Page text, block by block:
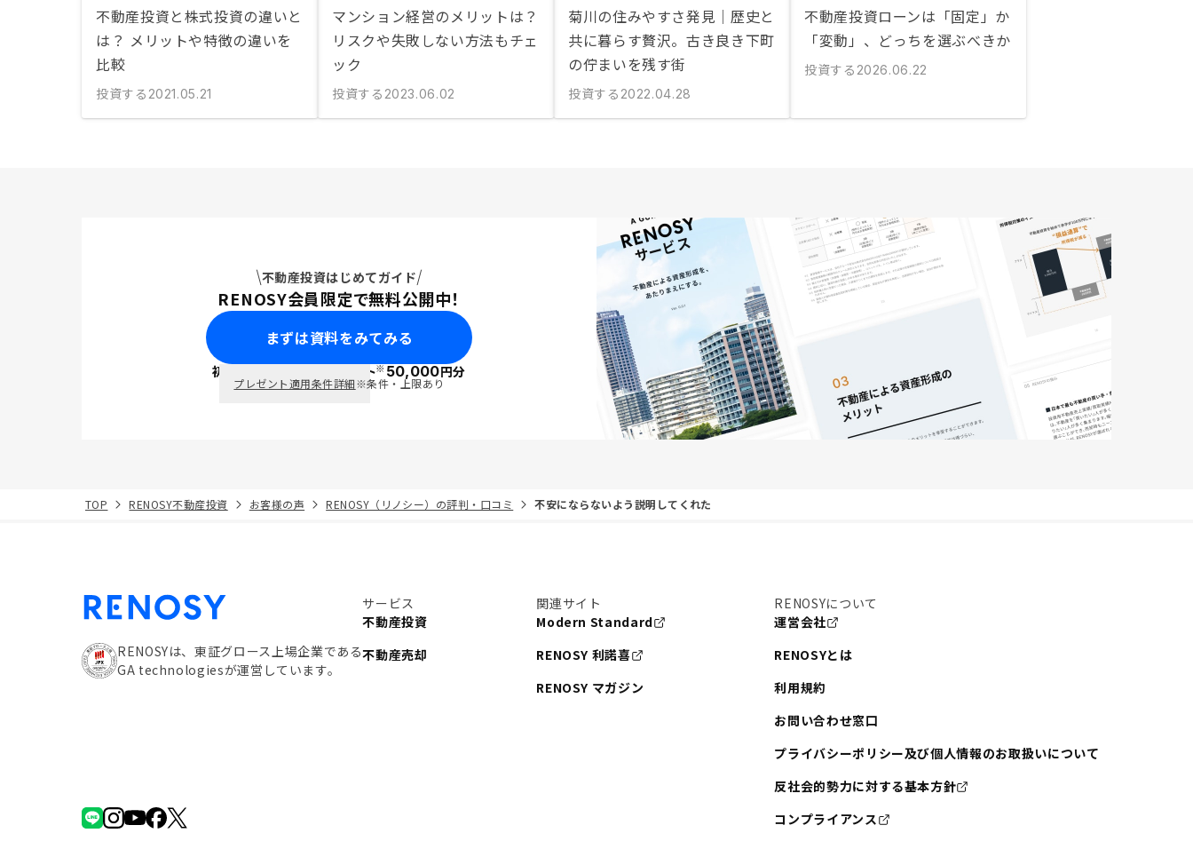
不動産投資と株式投資の違いと
は？ メリットや特徴の違いを
比較
投資する 2021.05.21
マンション経営のメリットは？
リスクや失敗しない方法もチェ
ック
投資する 2023.06.02
菊川の住みやすさ発見｜歴史と
共に暮らす贅沢。古き良き下町
の佇まいを残す街
投資する 2022.04.28
不動産投資ローンは「固定」か
「変動」、どっちを選ぶべきか
投資する 2026.06.22
不動産投資はじめてガイド
RENOSY会員限定で無料公開中！
まずは資料をみてみる
初回面談で ポイント※50,000円分
プレゼント適用条件詳細※条件・上限あり
TOP RENOSY不動産投資 お客様の声 RENOSY（リノシー）の評判・口コミ 不安にならないよう説明してくれた
RENOSYは、東証グロース上場企業である
GA technologiesが運営しています。
サービス
不動産投資
不動産売却
関連サイト
Modern Standard
RENOSY 利諾喜
RENOSY マガジン
RENOSYについて
運営会社
RENOSYとは
利用規約
お問い合わせ窓口
プライバシーポリシー及び個人情報のお取扱いについて
反社会的勢力に対する基本方針
コンプライアンス